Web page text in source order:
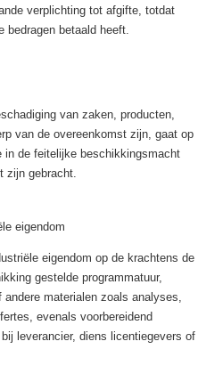
verplichting tot afgifte, totdat
bedragen betaald heeft.
van zaken, producten,
van de overeenkomst zijn, gaat op
in de feitelijke beschikkingsmacht
zijn gebracht.
eigendom
eigendom op de krachtens de
gestelde programmatuur,
materialen zoals analyses,
evenals voorbereidend
leverancier, diens licentiegevers of